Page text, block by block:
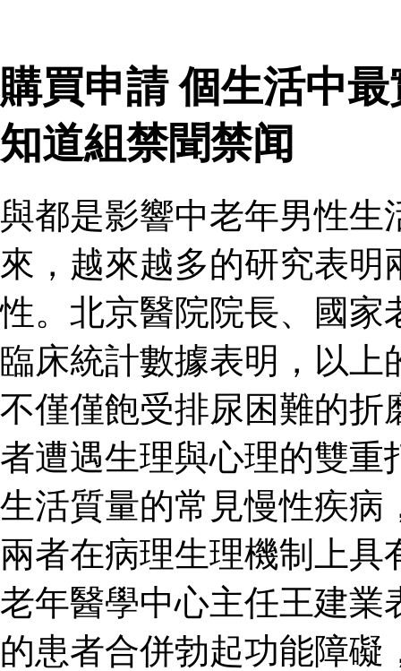
購買申請 個生活中
知道組禁聞禁闻
與都是影響中老年男性生
來，越來越多的研究表
性。北京醫院院長、國家
臨床統計數據表明，以上
不僅僅飽受排尿困難的折
者遭遇生理與心理的雙重
生活質量的常見慢性疾病
兩者在病理生理機制上
老年醫學中心主任王建業
的患者合併勃起功能障